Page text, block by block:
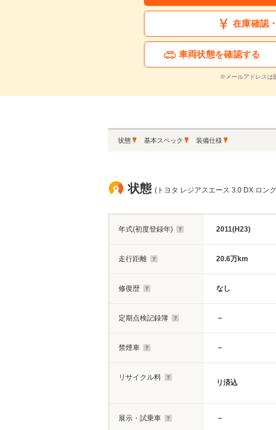
在庫確認
車両状態を確認する
※メールアドレスは
状態 基本スペック 装備仕様
状態 (トヨタ レジアスエース 3.0 DX ロン
年式(初度登録年) 2011(H23)
走行距離 20.6万km
修復歴 なし
定期点検記録簿 －
禁煙車 －
リサイクル料
リ済込
展示・試乗車 －